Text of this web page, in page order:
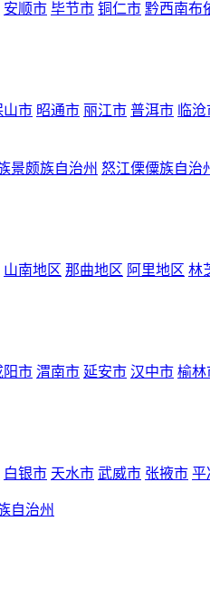
安顺市 毕节市 铜仁市 黔西南布
山市 昭通市 丽江市 普洱市 临
景颇族自治州 怒江傈僳族自治
山南地区 那曲地区 阿里地区 林
阳市 渭南市 延安市 汉中市 榆林
白银市 天水市 武威市 张掖市 平
自治州